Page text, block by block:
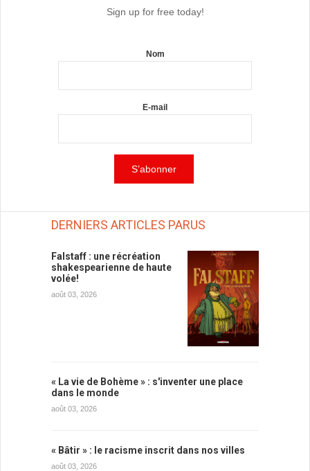
Sign up for free today!
Nom
E-mail
DERNIERS ARTICLES PARUS
Falstaff : une récréation
shakespearienne de haute
volée!
août 03, 2026
« La vie de Bohème » : s'inventer une place
dans le monde
août 03, 2026
« Bâtir » : le racisme inscrit dans nos villes
août 03, 2026